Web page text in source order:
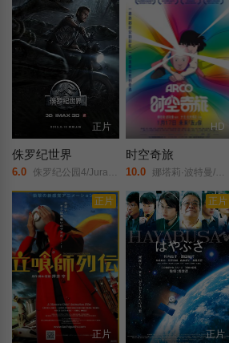
正片
侏罗纪世界
6.0 侏罗纪公园4/Jurassic Park IV/Jurassic Park 4/
HD
时空奇旅
10.0 娜塔莉·波特曼/斯万·阿劳德/路易·加瑞尔/樊尚·马凯涅/阿尔玛·佐杜洛夫斯基/欧斯莫·普契尼/
正片
正片
正片
正片